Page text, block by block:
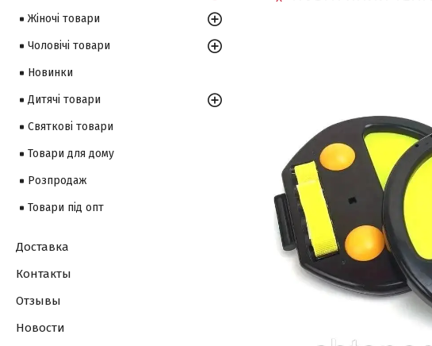
Жіночі товари
Чоловічі товари
Новинки
Дитячі товари
Святкові товари
Товари для дому
Розпродаж
Товари під опт
Доставка
Контакты
Отзывы
Новости